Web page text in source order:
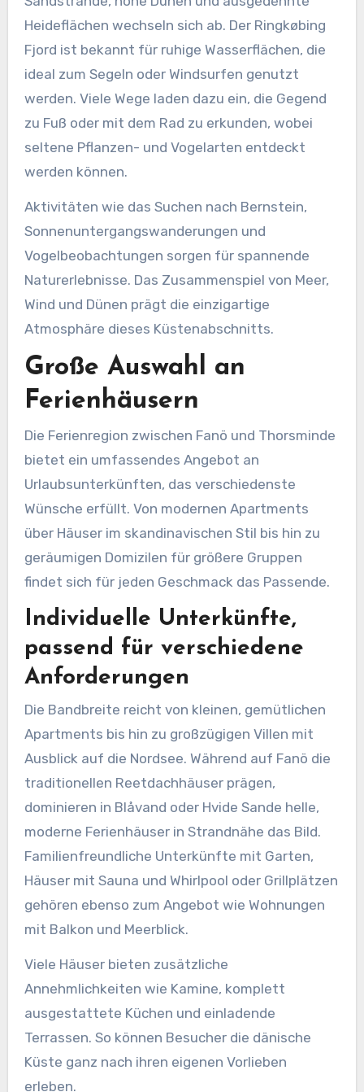
Heideflächen wechseln sich ab. Der Ringkøbing
Fjord ist bekannt für ruhige Wasserflächen, die
ideal zum Segeln oder Windsurfen genutzt
werden. Viele Wege laden dazu ein, die Gegend
zu Fuß oder mit dem Rad zu erkunden, wobei
seltene Pflanzen- und Vogelarten entdeckt
werden können.
Aktivitäten wie das Suchen nach Bernstein,
Sonnenuntergangswanderungen und
Vogelbeobachtungen sorgen für spannende
Naturerlebnisse. Das Zusammenspiel von Meer,
Wind und Dünen prägt die einzigartige
Atmosphäre dieses Küstenabschnitts.
Große Auswahl an
Ferienhäusern
Die Ferienregion zwischen Fanö und Thorsminde
bietet ein umfassendes Angebot an
Urlaubsunterkünften, das verschiedenste
Wünsche erfüllt. Von modernen Apartments
über Häuser im skandinavischen Stil bis hin zu
geräumigen Domizilen für größere Gruppen
findet sich für jeden Geschmack das Passende.
Individuelle Unterkünfte,
passend für verschiedene
Anforderungen
Die Bandbreite reicht von kleinen, gemütlichen
Apartments bis hin zu großzügigen Villen mit
Ausblick auf die Nordsee. Während auf Fanö die
traditionellen Reetdachhäuser prägen,
dominieren in Blåvand oder Hvide Sande helle,
moderne Ferienhäuser in Strandnähe das Bild.
Familienfreundliche Unterkünfte mit Garten,
Häuser mit Sauna und Whirlpool oder Grillplätzen
gehören ebenso zum Angebot wie Wohnungen
mit Balkon und Meerblick.
Viele Häuser bieten zusätzliche
Annehmlichkeiten wie Kamine, komplett
ausgestattete Küchen und einladende
Terrassen. So können Besucher die dänische
Küste ganz nach ihren eigenen Vorlieben
erleben.